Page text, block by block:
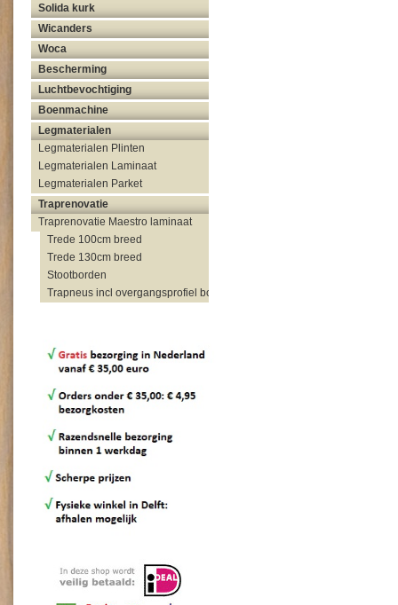
Solida kurk
Wicanders
Woca
Bescherming
Luchtbevochtiging
Boenmachine
Legmaterialen
Legmaterialen Plinten
Legmaterialen Laminaat
Legmaterialen Parket
Traprenovatie
Traprenovatie Maestro laminaat
Trede 100cm breed
Trede 130cm breed
Stootborden
Trapneus incl overgangsprofiel bovenzijde trap